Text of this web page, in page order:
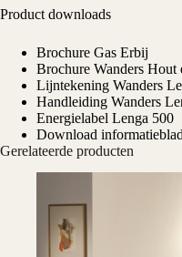
Product downloads
Brochure Gas Erbij
Brochure Wanders Hout
Lijntekening Wanders
Handleiding Wanders
Energielabel Lenga 500
Download informatieblad
Gerelateerde producten